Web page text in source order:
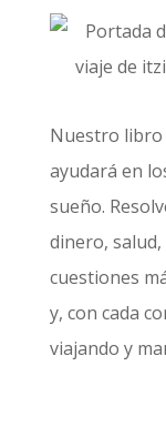
Nuestro libro
ayudará en
sueño.
dinero,
cuestiones
y, con cada
viajando y